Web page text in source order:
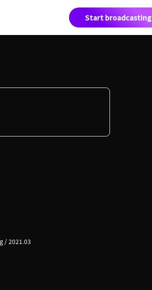
Start broadcasting
/ 2021.03